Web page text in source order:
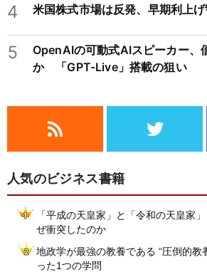
4 米国株式市場は反発、早期利上
5
OpenAIの可動式AIスピーカー、
か 「GPT-Live」搭載の狙い
人気のビジネス書籍
「平成の天皇家」と「令和の天皇家
ぜ衝突したのか
地政学が最強の教養である “圧倒的教
った1つの学問